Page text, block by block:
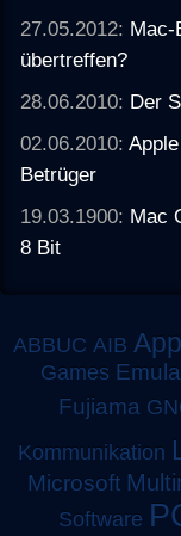
27.05.2012: Mac-
übertreffen?
28.06.2010: Der
02.06.2010:
Betrüger
19.03.1900: Mac
8 Bit
ABBUC AIB
Games
Fujiama
Kommunikation
Microsoft
Software